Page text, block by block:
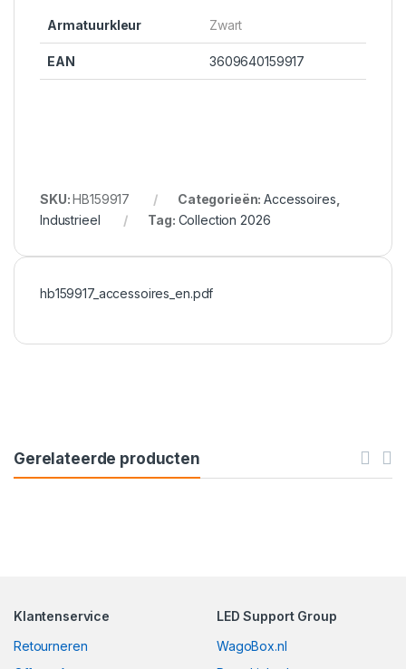
Armatuurkleur Zwart
EAN 3609640159917
SKU:HB159917 Categorieën:Accessoires
Industrieel
Tag: Collection 2026
hb159917_accessoires_en.pdf
Gerelateerde producten
Klantenservice
Retourneren
LED Support Group
WagoBox.nl